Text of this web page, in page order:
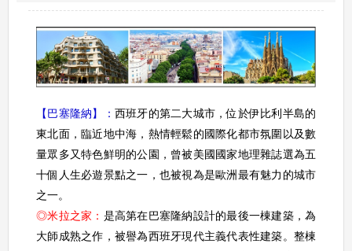
【巴塞隆納】： 西班牙的第二大城市，位於伊比利半島的
東北面，臨近地中海，熱情輕鬆的國際化都市氛圍以及數
量眾多又特色鮮明的公園，曾被美國國家地理雜誌選為五
十個人生必遊景點之一，也被視為是歐洲最有魅力的城市
之一。
◎米拉之家： 是高第在巴塞隆納設計的最後一棟建築，為
大師成熟之作，被譽為西班牙現代主義代表性建築。整棟